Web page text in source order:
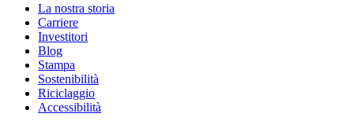
La nostra storia
Carriere
Investitori
Blog
Stampa
Sostenibilità
Riciclaggio
Accessibilità